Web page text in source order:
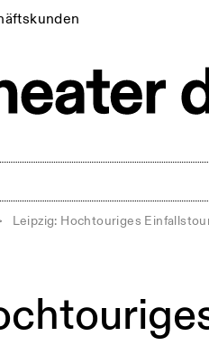
Leipzig: Hochtouriges